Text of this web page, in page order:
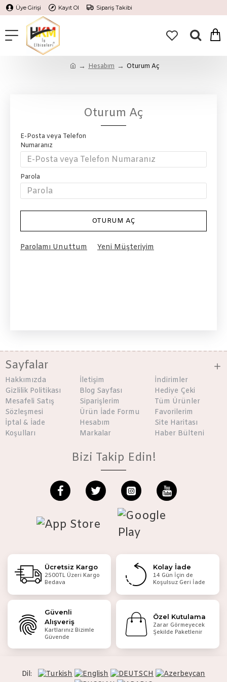
Üye Girişi Kayıt Ol Sipariş Takibi
Hesabım Oturum Aç
Oturum Aç
E-Posta veya Telefon
Numaranız
Parola
OTURUM AÇ
Parolamı Unuttum Yeni Müşteriyim
Sayfalar
Hakkımızda
Gizlilik Politikası
Mesafeli Satış
Sözleşmesi
İptal & İade
Koşulları
İletişim
Blog Sayfası
Siparişlerim
Ürün İade Formu
Hesabım
Markalar
İndirimler
Hediye Çeki
Tüm Ürünler
Favorilerim
Site Haritası
Haber Bülteni
Bizi Takip Edin!
Ücretsiz Kargo
2500TL Üzeri Kargo
Bedava
Kolay İade
14 Gün İçin de
Koşulsuz Geri İade
Güvenli
Alışveriş
Kartlarınız Bizimle
Güvende
Özel Kutulama
Zarar Görmeyecek
Şekilde Paketlenir
Dil: